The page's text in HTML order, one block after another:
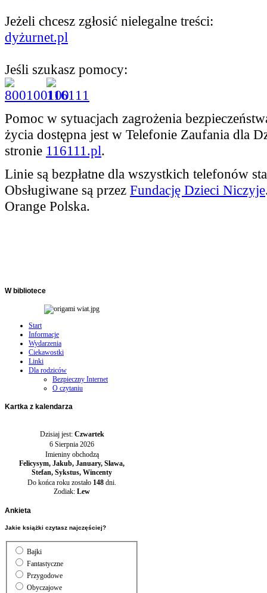
Jeżeli chcesz zgłosić nielegalne treści:
dyżurnet.pl
Jeśli szukasz pomocy:
Pomoc w sytuacjach zagrożenia
życia dostępna jest w Telefonie Zaufania dla
stronie 116111.pl.
Linie są bezpłatne dla wszystkich telefonów
Obsługiwane są przez Fundację Dzieci Niczyje
Orange Polska.
Wbibliotece
Start
Informacje
Wydarzenia
Ciekawostki
Linki
Dla rodziców
Bezpieczny Internet
O czytaniu
Kartka z kalendarza
Dzisiaj jest: Czwartek
6 Sierpnia 2026
Imieniny obchodzą
Felicysym, Jakub, January, Sława,
Stefan, Sykstus, Wincenty
Do końca roku zostało 148 dni.
Zodiak: Lew
Ankieta
Jakie książki czytasz najczęściej?
Bajki
Fantastyczne
Przygodowe
Obyczajowe